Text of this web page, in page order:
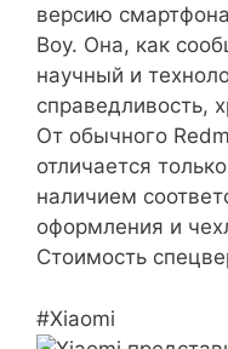
версию
Boy. Она, как
научный и
справедливость,
От обычного
отличается
наличием
оформления и
Стоимость
#Xiaomi